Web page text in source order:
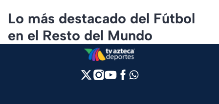
Lo más destacado del Fútbol
en el Resto del Mundo